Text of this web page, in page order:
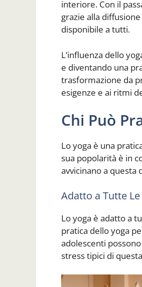
interiore. Con il
grazie alla
disponibile a tutti.
L’influenza dello
e diventando una
trasformazione da
esigenze e ai ritmi
Chi Può
Lo yoga è una
sua popolarità è in
avvicinano a questa
Adatto a Tutte Le
Lo yoga è adatto a
pratica dello yoga
adolescenti
stress tipici di